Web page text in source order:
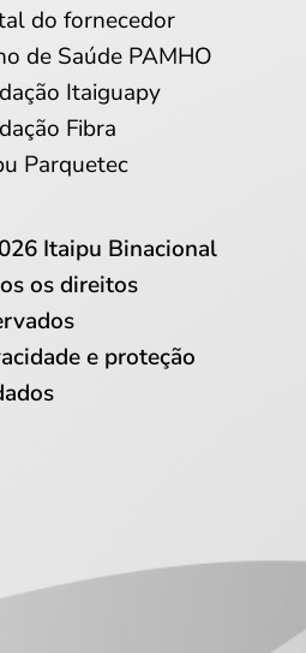
do fornecedor
de Saúde PAMHO
Itaiguapy
Fibra
Parquetec
Itaipu Binacional
os direitos
e proteção